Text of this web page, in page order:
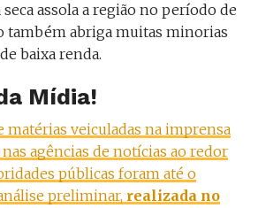
seca assola a região no período de
também abriga muitas minorias
baixa renda.
Mídia!
matérias veiculadas na imprensa
agências de notícias ao redor
públicas foram até o
preliminar, realizada no